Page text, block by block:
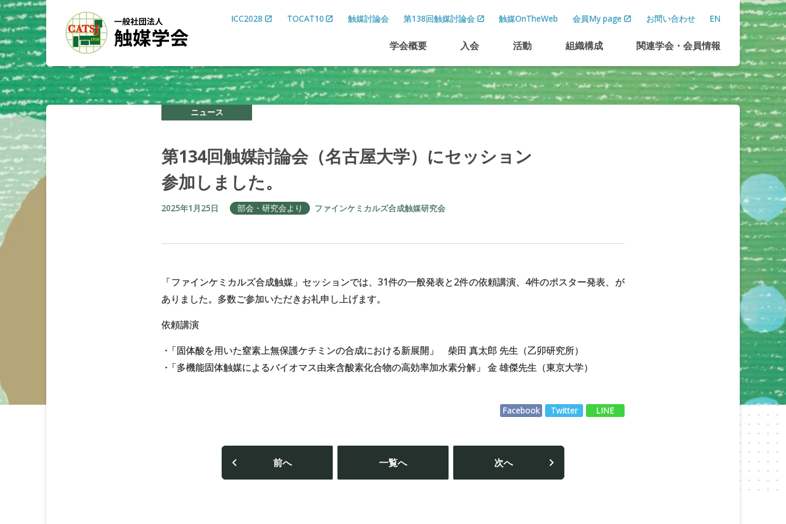
ICC2028 TOCAT10 触媒討論会 第138回触媒討論会 触媒OnTheWeb 会員My page お問い合わせ EN
学会概要 入会 活動 組織構成 関連学会 ・会員情報
ニュース
第134回触媒討論会（名古屋大学） にセッション
参加しました。
2025年1月25日 部会・研究会より ファインケミカルズ合成触媒研究会
「ファインケミカルズ合成触媒」セッションでは、31件の一般発表と2件の依頼講演、 4件のポスター発表、 が
ありました。多数ご参加いただきお礼申し上げます。
依頼講演
・「固体酸を用いた窒素上無保護ケチミンの合成における新展開」 柴田 真太郎 先生（乙卯研究所）
・「多機能固体触媒によるバイオマス由来含酸素化合物の高効率加水素分解」 金 雄傑先生（東京大学）
Facebook Twitter LINE
投
稿
ナ
ビ
前へ 一覧へ 次へ